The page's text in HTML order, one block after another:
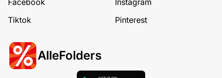
Facebook
Instagram
Tiktok
Pinterest
AlleFolders